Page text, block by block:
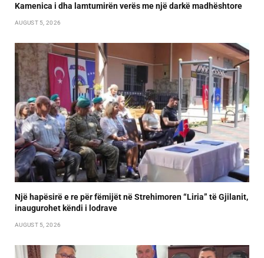
Kamenica i dha lamtumirën verës me një darkë madhështore
AUGUST 5, 2026
Një hapësirë e re për fëmijët në Strehimoren “Liria” të Gjilanit,
inaugurohet këndi i lodrave
AUGUST 5, 2026